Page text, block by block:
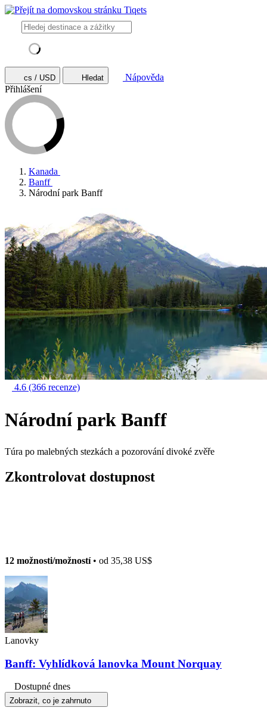
cs / USD Hledat
Nápověda
Přihlášení
Kanada
Banff
Národní park Banff
4.6 (366 recenze)
Národní park Banff
Túra po malebných stezkách a pozorování divoké zvěře
Zkontrolovat dostupnost
12 možnosti/možností• od 35,38 US$
Lanovky
Banff: Vyhlídková lanovka Mount Norquay
Dostupné dnes
Zobrazit, co je zahrnuto